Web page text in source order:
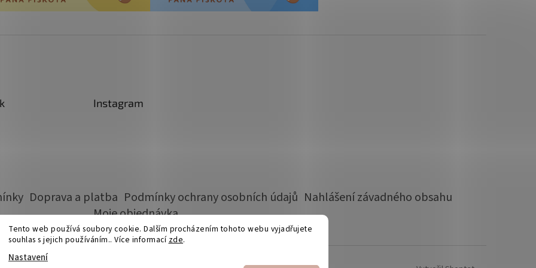
Tento web používá soubory cookie. Dalším procházením tohoto webu vyjadřujete
souhlas s jejich používáním.. Více informací zde.
Nastavení
Instagram
Doprava a platba Podmínky ochrany osobních údajů Nahlášení závadného obsahu
Moje objednávka